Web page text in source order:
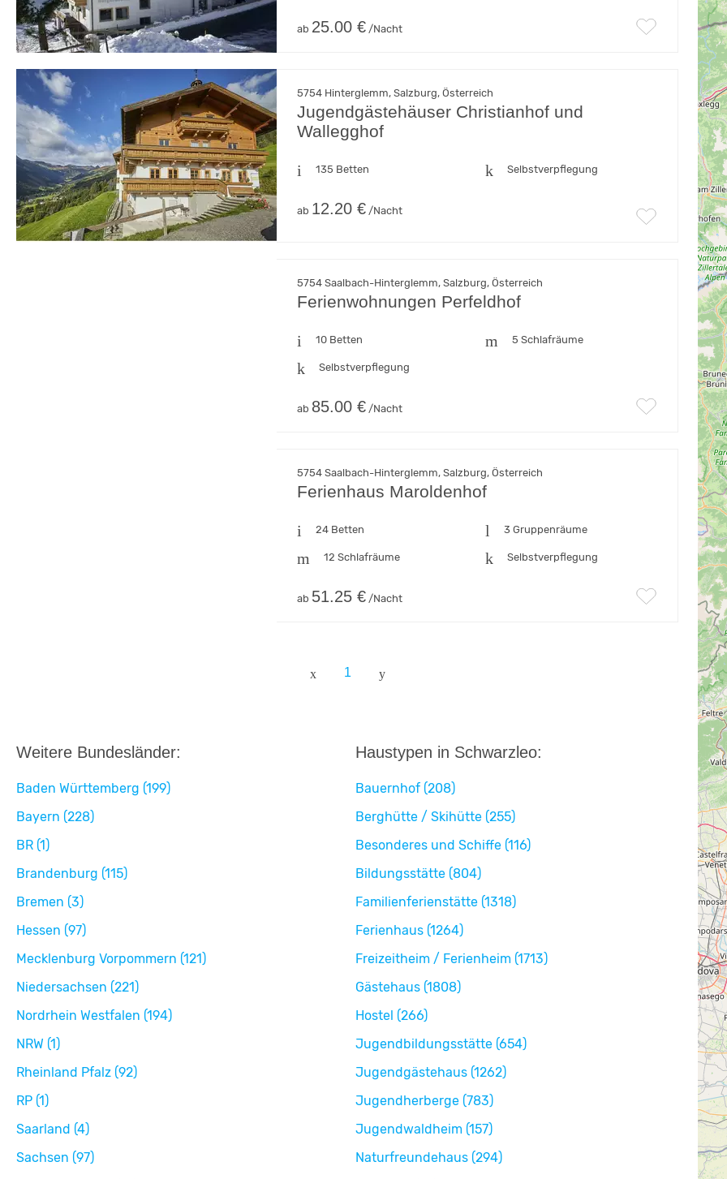
ab 25.00 € /Nacht
5754 Hinterglemm, Salzburg, Österreich
Jugendgästehäuser Christianhof und
Wallegghof
135 Betten Selbstverpflegung
ab 12.20 € /Nacht
5754 Saalbach-Hinterglemm, Salzburg, Österreich
Ferienwohnungen Perfeldhof
10 Betten 5 Schlafräume
Selbstverpflegung
ab 85.00 € /Nacht
5754 Saalbach-Hinterglemm, Salzburg, Österreich
Ferienhaus Maroldenhof
24 Betten 3 Gruppenräume
12 Schlafräume Selbstverpflegung
ab 51.25 € /Nacht
1
Weitere Bundesländer:
Baden Württemberg (199)
Bayern (228)
BR (1)
Brandenburg (115)
Bremen (3)
Hessen (97)
Mecklenburg Vorpommern (121)
Niedersachsen (221)
Nordrhein Westfalen (194)
NRW (1)
Rheinland Pfalz (92)
RP (1)
Saarland (4)
Sachsen (97)
Haustypen in Schwarzleo:
Bauernhof (208)
Berghütte / Skihütte (255)
Besonderes und Schiffe (116)
Bildungsstätte (804)
Familienferienstätte (1318)
Ferienhaus (1264)
Freizeitheim / Ferienheim (1713)
Gästehaus (1808)
Hostel (266)
Jugendbildungsstätte (654)
Jugendgästehaus (1262)
Jugendherberge (783)
Jugendwaldheim (157)
Naturfreundehaus (294)